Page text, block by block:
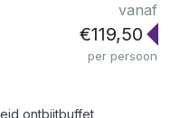
vanaf
€119,50
per persoon
ontbijtbuffet